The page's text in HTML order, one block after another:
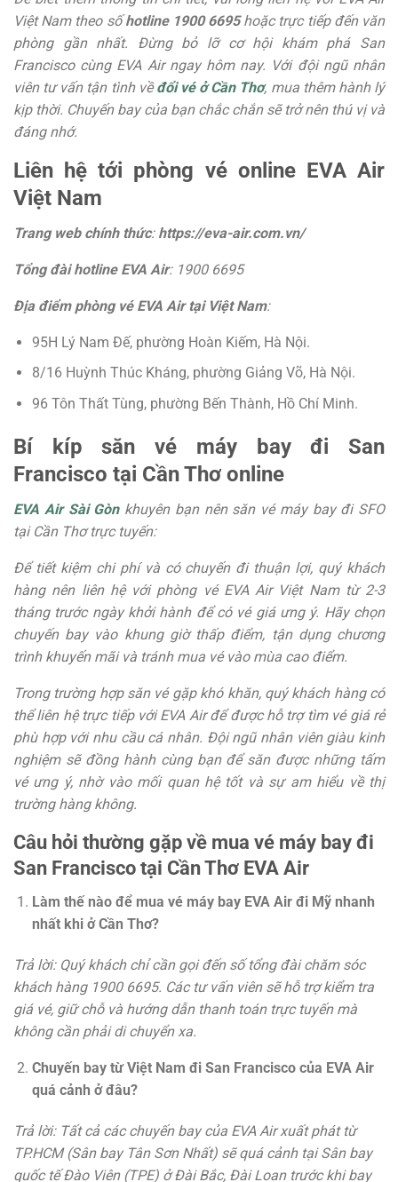
Việt Nam theo sốhotline 1900 6695hoặc trực tiếp đến văn
phòng gần nhất. Đừng bỏ lỡ cơ hội khám phá San
Francisco cùng EVA Air ngay hôm nay. Với đội ngũ nhân
viên tư vấn tận tình vềđổi vé ở Cần Thơ, mua thêm hành lý
kịp thời. Chuyến bay của bạn chắc chắn sẽ trở nên thú vị và
đáng nhớ.
Liên hệ tới phòng vé online EVA Air
Việt Nam
Trang web chính thức: https://eva-air.com.vn/
Tổng đài hotline EVA Air: 1900 6695
Địa điểm phòng vé EVA Air tại Việt Nam:
95H Lý Nam Đế, phường Hoàn Kiếm, Hà Nội.
8/16 Huỳnh Thúc Kháng, phường Giảng Võ, Hà Nội.
96 Tôn Thất Tùng, phường Bến Thành, Hồ Chí Minh.
Bí kíp săn vé máy bay đi San
Francisco tại Cần Thơ online
EVA Air Sài Gònkhuyên bạn nên săn vé máy bayđi SFO
tại Cần Thơ trực tuyến:
Để tiết kiệm chi phí và có chuyến đi thuận lợi, quý khách
hàng nên liên hệ với phòng vé EVA Air Việt Nam từ 2-3
tháng trước ngày khởi hành để có vé giá ưng ý. Hãy chọn
chuyến bay vào khung giờ thấp điểm, tận dụng chương
trình khuyến mãi và tránh mua vé vào mùa cao điểm.
Trong trường hợp săn vé gặp khó khăn, quý khách hàng có
thể liên hệ trực tiếp với EVA Air để được hỗ trợ tìm vé giá rẻ
phù hợp với nhu cầu cá nhân. Đội ngũ nhân viên giàu kinh
nghiệm sẽ đồng hành cùng bạn để săn được những tấm
vé ưng ý, nhờ vào mối quan hệ tốt và sự am hiểu về thị
trường hàng không.
Câu hỏi thường gặp về mua vé máy bay đi
San Francisco tại Cần Thơ EVA Air
Làm thế nào để mua vé máy bay EVA Air đi Mỹ nhanh
nhất khi ở Cần Thơ?
Trả lời: Quý khách chỉ cần gọi đến số tổng đài chăm sóc
khách hàng 1900 6695. Các tư vấn viên sẽ hỗ trợ kiểm tra
giá vé, giữ chỗ và hướng dẫn thanh toán trực tuyến mà
không cần phải di chuyển xa.
Chuyến bay từ Việt Nam đi San Francisco của EVA Air
quá cảnh ở đâu?
Trả lời: Tất cả các chuyến bay của EVA Air xuất phát từ
TP.HCM (Sân bay Tân Sơn Nhất) sẽ quá cảnh tại Sân bay
quốc tế Đào Viên (TPE) ở Đài Bắc, Đài Loan trước khi bay